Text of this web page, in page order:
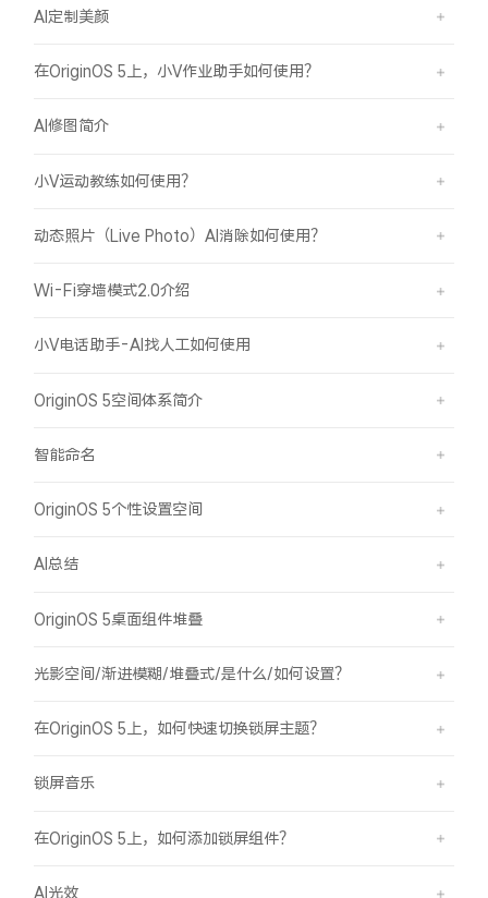
AI定制美颜
在OriginOS 5上，小V作业助手如何使用？
AI修图简介
小V运动教练如何使用？
动态照片（Live Photo）AI消除如何使用？
Wi-Fi穿墙模式2.0介绍
小V电话助手-AI找人工如何使用
OriginOS 5空间体系简介
智能命名
OriginOS 5个性设置空间
AI总结
OriginOS 5桌面组件堆叠
光影空间/渐进模糊/堆叠式/是什么/如何设置？
在OriginOS 5上，如何快速切换锁屏主题？
锁屏音乐
在OriginOS 5上，如何添加锁屏组件？
AI光效